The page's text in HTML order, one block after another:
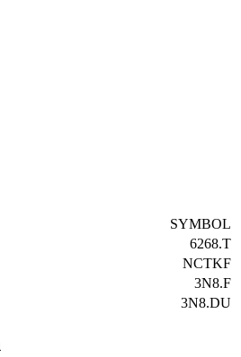
SYMBOL
6268.T
NCTKF
3N8.F
3N8.DU